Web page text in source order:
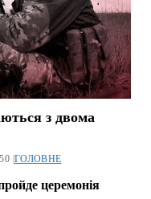
з двома
|ГОЛОВНЕ
церемонія